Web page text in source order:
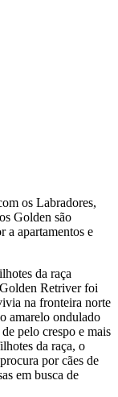
os Labradores,
Golden são
a apartamentos e
da raça
Retriver foi
na fronteira norte
amarelo ondulado
pelo crespo e mais
da raça, o
por cães de
em busca de